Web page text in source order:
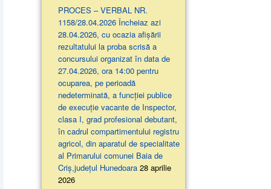
PROCES – VERBAL NR.
1158/28.04.2026 Încheiaz azi
28.04.2026, cu ocazia afişării
rezultatului la proba scrisă a
concursului organizat în data de
27.04.2026, ora 14:00 pentru
ocuparea, pe perioadă
nedeterminată, a funcției publice
de execuție vacante de Inspector,
clasa I, grad profesional debutant,
în cadrul compartimentului registru
agricol, din aparatul de specialitate
al Primarului comunei Baia de
Criș,județul Hunedoara 28 aprilie
2026